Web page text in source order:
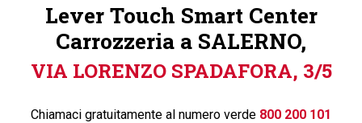
Linee di servizio
Carrozzerie
Chi siamo
News
Lever Touch Smart Center
Carrozzeria a SALERNO,
VIA LORENZO SPADAFORA, 3/5
Chiamaci gratuitamente al numero verde 800 200 101